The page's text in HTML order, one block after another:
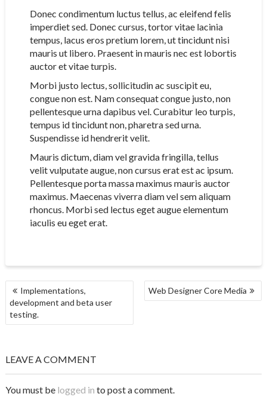
Donec condimentum luctus tellus, ac eleifend felis
imperdiet sed. Donec cursus, tortor vitae lacinia
tempus, lacus eros pretium lorem, ut tincidunt nisi
mauris ut libero. Praesent in mauris nec est lobortis
auctor et vitae turpis.
Morbi justo lectus, sollicitudin ac suscipit eu,
congue non est. Nam consequat congue justo, non
pellentesque urna dapibus vel. Curabitur leo turpis,
tempus id tincidunt non, pharetra sed urna.
Suspendisse id hendrerit velit.
Mauris dictum, diam vel gravida fringilla, tellus
velit vulputate augue, non cursus erat est ac ipsum.
Pellentesque porta massa maximus mauris auctor
maximus. Maecenas viverra diam vel sem aliquam
rhoncus. Morbi sed lectus eget augue elementum
iaculis eu eget erat.
POST
NAVIGATION
Implementations,
development and beta user
testing.
Web Designer Core Media
LEAVE A COMMENT
You must be logged in to post a comment.